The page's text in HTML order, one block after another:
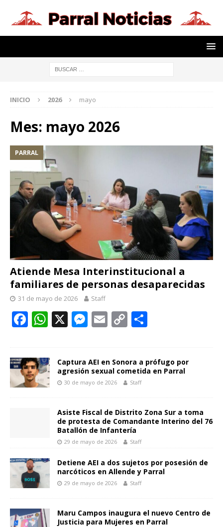
INICIO 2026 mayo
Mes: mayo 2026
PARRAL
Atiende Mesa Interinstitucional a
familiares de personas desaparecidas
31 de mayo de 2026 Staff
F
b
o
W
s
A
p
X M
e
n
er
E
l
C
y
Li
k
p
r
Captura AEI en Sonora a prófugo por
agresión sexual cometida en Parral
30 de mayo de 2026 Staff
Asiste Fiscal de Distrito Zona Sur a toma
de protesta de Comandante Interino del 76
Batallón de Infantería
29 de mayo de 2026 Staff
Detiene AEI a dos sujetos por posesión de
narcóticos en Allende y Parral
29 de mayo de 2026 Staff
Maru Campos inaugura el nuevo Centro de
Justicia para Mujeres en Parral